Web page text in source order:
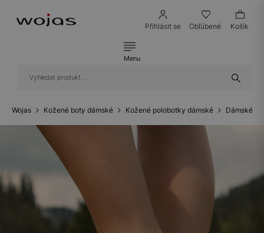
Přihlásit se Obľúbené Košík
Menu
Wojas Kožené boty dámské Kožené polobotky dámské Dámské